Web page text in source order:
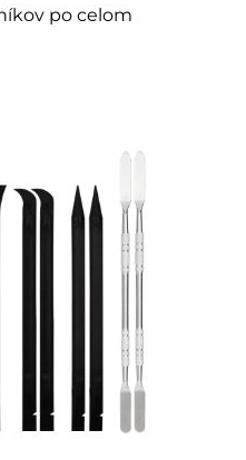
po celom